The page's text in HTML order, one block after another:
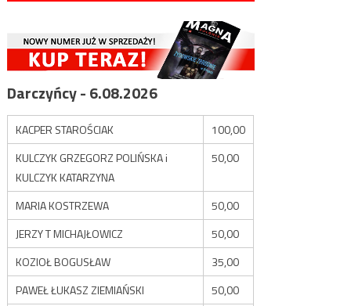
Darczyńcy - 6.08.2026
KACPER STAROŚCIAK
100,00
KULCZYK GRZEGORZ POLIŃSKA i
KULCZYK KATARZYNA
50,00
MARIA KOSTRZEWA
50,00
JERZY T MICHAJŁOWICZ
50,00
KOZIOŁ BOGUSŁAW
35,00
PAWEŁ ŁUKASZ ZIEMIAŃSKI
50,00